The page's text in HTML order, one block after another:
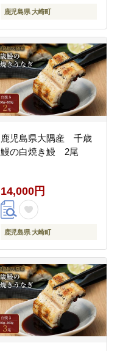
鹿児島県 大崎町
鹿児島県大隅産 千歳
鰻の白焼き鰻 2尾
14,000円
鹿児島県 大崎町